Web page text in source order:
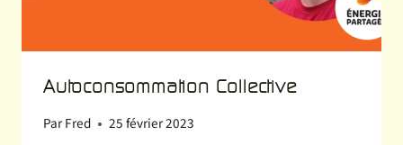
Autoconsommation Collective
Par Fred 25 février 2023